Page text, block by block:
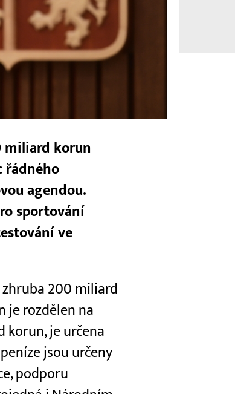
miliard korun
řádného
agendou.
sportování
ve
200 miliard
je rozdělen na
korun, je určena
jsou určeny
podporu